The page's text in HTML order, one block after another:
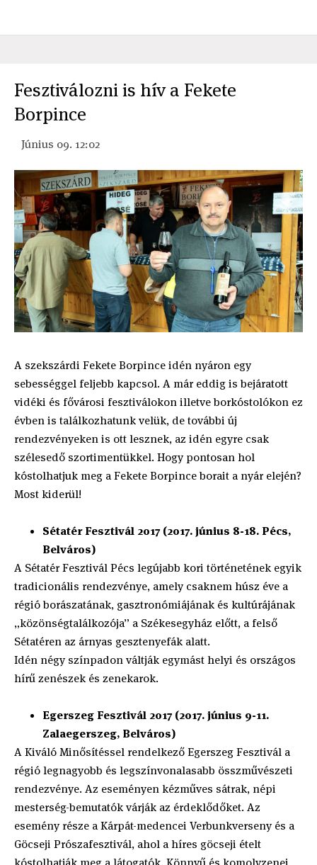
Fesztiválozni is hív a Fekete
Borpince
Június 09. 12:02
A szekszárdi Fekete Borpince idén nyáron egy
sebességgel feljebb kapcsol. A már eddig is bejáratott
vidéki és fővárosi fesztiválokon illetve borkóstolókon ez
évben is találkozhatunk velük, de további új
rendezvényeken is ott lesznek, az idén egyre csak
szélesedő szortimentükkel. Hogy pontosan hol
kóstolhatjuk meg a Fekete Borpince borait a nyár elején?
Most kiderül!
Sétatér Fesztivál 2017 (2017. június 8-18. Pécs,
Belváros)
A Sétatér Fesztivál Pécs legújabb kori történetének egyik
tradicionális rendezvénye, amely csaknem húsz éve a
régió borászatának, gasztronómiájának és kultúrájának
„közönségtalálkozója” a Székesegyház előtt, a felső
Sétatéren az árnyas gesztenyefák alatt.
Idén négy színpadon váltják egymást helyi és országos
hírű zenészek és zenekarok.
Egerszeg Fesztivál 2017 (2017. június 9-11.
Zalaegerszeg, Belváros)
A Kiváló Minősítéssel rendelkező Egerszeg Fesztivál a
régió legnagyobb és legszínvonalasabb összművészeti
rendezvénye. Az eseményen kézműves sátrak, népi
mesterség-bemutatók várják az érdeklődőket. Az
esemény része a Kárpát-medencei Verbunkverseny és a
Göcseji Prószafesztivál, ahol a híres göcseji ételt